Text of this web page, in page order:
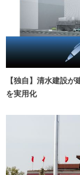
【独自】清水建設
を実用化